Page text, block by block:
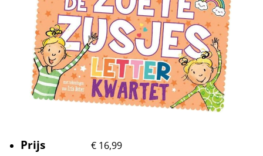
Prijs € 16,99